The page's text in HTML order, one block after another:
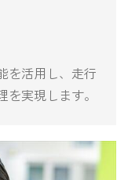
を活用し、走行
実現します。